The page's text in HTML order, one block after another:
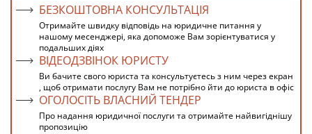
БЕЗКОШТОВНА КОНСУЛЬТАЦІЯ
Отримайте швидку відповідь на юридичне питання у
нашому месенджері, яка допоможе Вам зорієнтуватися у
подальших діях
ВІДЕОДЗВІНОК ЮРИСТУ
Ви бачите свого юриста та консультуєтесь з ним через екран
, щоб отримати послугу Вам не потрібно йти до юриста в офіс
ОГОЛОСІТЬ ВЛАСНИЙ ТЕНДЕР
Про надання юридичної послуги та отримайте найвигіднішу
пропозицію